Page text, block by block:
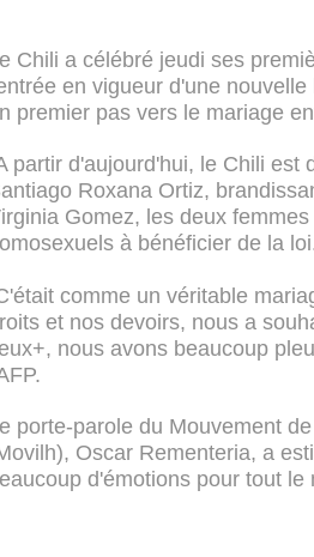
Chili a célébré jeudi ses
en vigueur d'une
premier pas vers le mariage
partir d'aujourd'hui, le Chili est
Roxana Ortiz,
Gomez, les deux
à bénéficier de la
comme un véritable
et nos devoirs, nous a
nous avons beaucoup
porte-parole du Mouvement
Oscar Rementeria, a
d'émotions pour tout le